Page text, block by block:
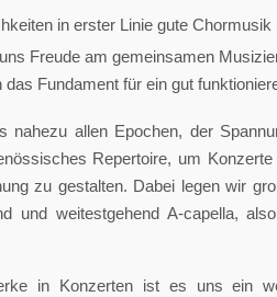
in erster Linie gute
Freude am gemeinsamen
Fundament für ein gut
allen Epochen, der
Repertoire, um
zu gestalten. Dabei legen wir
und weitestgehend A-capella,
in Konzerten ist es uns ein